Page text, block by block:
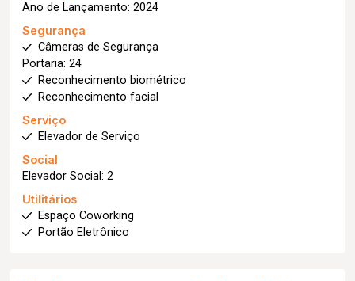
Ano de Lançamento: 2024
Segurança
Câmeras de Segurança
Portaria: 24
Reconhecimento biométrico
Reconhecimento facial
Serviço
Elevador de Serviço
Social
Elevador Social: 2
Utilitários
Espaço Coworking
Portão Eletrônico